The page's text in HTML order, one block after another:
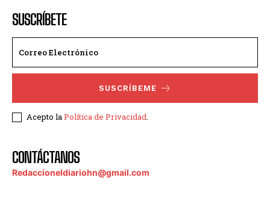
SUSCRÍBETE
SUSCRÍBEME
Acepto laPolítica de Privacidad.
CONTÁCTANOS
Redaccioneldiariohn@gmail.com